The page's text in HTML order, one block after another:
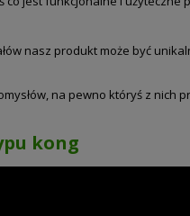
nasz produkt może być
na pewno któryś z nich
kong